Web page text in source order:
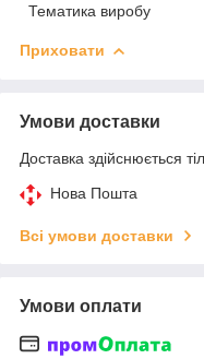
Тематика виробу
Приховати
Умови доставки
Доставка здійснюється
Нова Пошта
Всі умови доставки
Умови оплати